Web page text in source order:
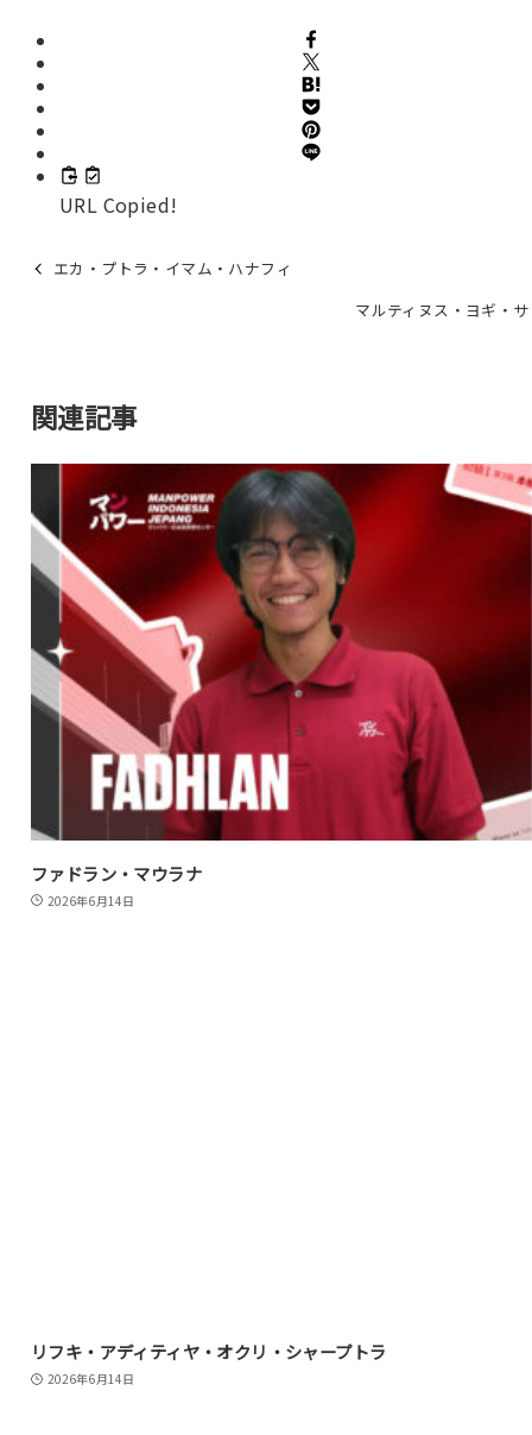
URL Copied!
エカ・プトラ・イマム・ハナフィ
マルティヌス・ヨギ・
関連記事
ファドラン・マウラナ
2026年6月14日
リフキ・アディティヤ・オクリ・シャープトラ
2026年6月14日